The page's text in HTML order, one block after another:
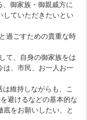
御家族・御親戚方に
していただきたいとい
過ごすための貴重な時
て、自身の御家族をは
は、市民、お一人お一
維持しながらも、こ
避けるなどの基本的な
をお願いしたい、と